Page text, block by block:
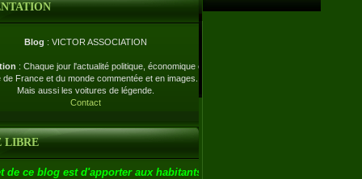
Blog : VICTOR ASSOCIATION
: Chaque jour l'actualité politique, économique et
de France et du monde commentée et en images.
Mais aussi les voitures de légende.
Contact
LIBRE
de ce blog est d'apporter aux habitants